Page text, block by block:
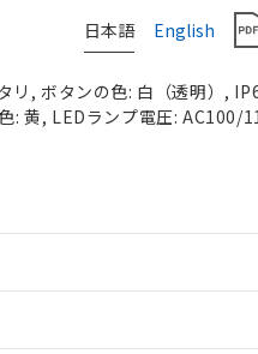
日本語 English
, ボタンの色: 白（透明）,
: 黄, LEDランプ電圧: AC100/